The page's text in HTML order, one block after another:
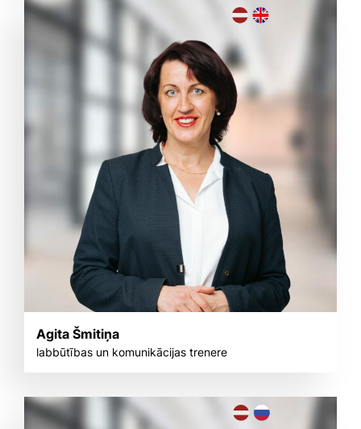
Agita Šmitiņa
labbūtības un komunikācijas trenere